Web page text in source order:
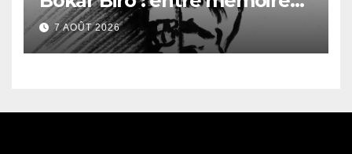
familiale et regard
anthropologique
7 AOÛT 2026